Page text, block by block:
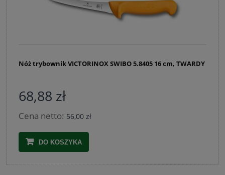
Nóż trybownik VICTORINOX SWIBO 5.8405 16 cm, TWARDY
68,88 zł
Cena netto: 56,00 zł
DO KOSZYKA